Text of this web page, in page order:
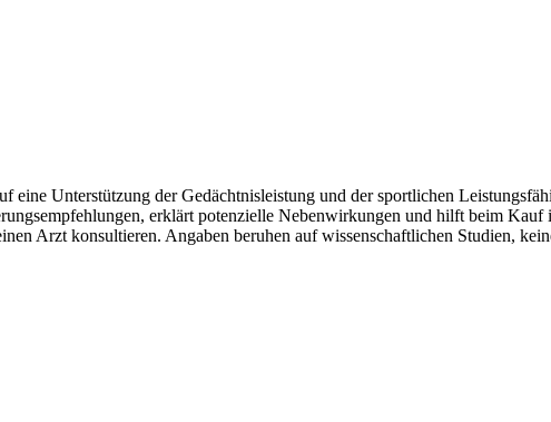
eine Unterstützung der Gedächtnisleistung und der sportlichen
erklärt potenzielle Nebenwirkungen und hilft beim
Arzt konsultieren. Angaben beruhen auf wissenschaftlichen Studien,